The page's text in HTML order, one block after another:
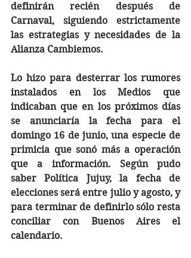
definirán recién después de
Carnaval, siguiendo estrictamente
las estrategias y necesidades de la
Alianza Cambiemos.
Lo hizo para desterrar los rumores
instalados en los Medios que
indicaban que en los próximos días
se anunciaría la fecha para el
domingo 16 de junio, una especie de
primicia que sonó más a operación
que a información. Según pudo
saber Política Jujuy, la fecha de
elecciones será entre julio y agosto, y
para terminar de definirlo sólo resta
conciliar con Buenos Aires el
calendario.